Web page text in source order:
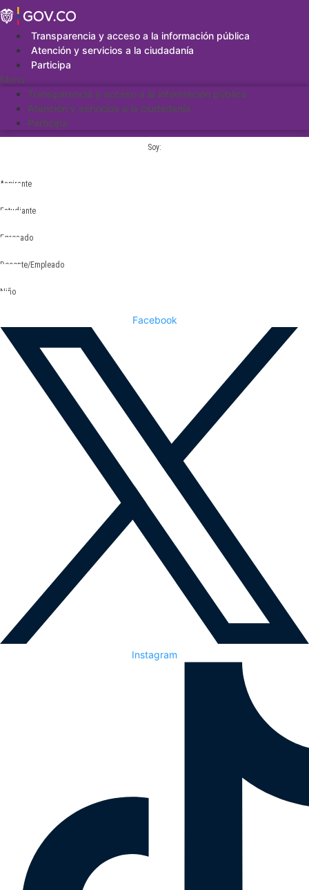
Saltar
al
contenidoTransparencia y acceso a la información pública
Atención y servicios a la ciudadanía
Participa
Menu
Transparencia y acceso a la información pública
Atención y servicios a la ciudadanía
Participa
Soy:
Aspirante
Estudiante
Egresado
Docente/Empleado
Niño
Facebook
Instagram